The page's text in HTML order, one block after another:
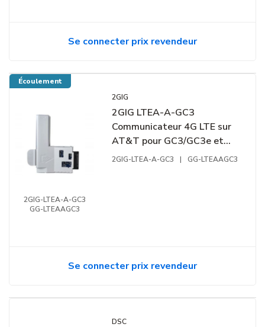
Se connecter prix revendeur
Écoulement
2GIG-LTEA-A-GC3
GG-LTEAAGC3
2GIG
2GIG LTEA-A-GC3
Communicateur 4G LTE sur
AT&T pour GC3/GC3e et
Alarm.com
2GIG-LTEA-A-GC3 | GG-LTEAAGC3
Se connecter prix revendeur
DSC